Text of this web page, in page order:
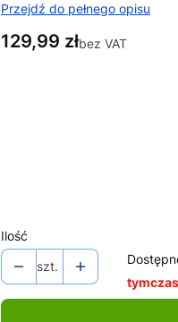
Przejdź do pełnego opisu
Cena
129,99 złbez VAT
Ilość
szt.